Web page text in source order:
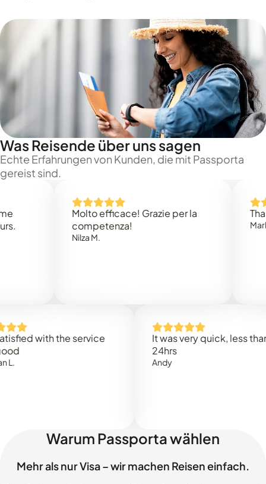
Was Reisende über uns sagen
Echte Erfahrungen von Kunden, die mit Passporta
gereist sind.
Molto efficace! Grazie per la
competenza!
Thank
with the service
It was very quick, less than
Warum Passporta wählen
Mehr als nur Visa – wir machen Reisen einfach.